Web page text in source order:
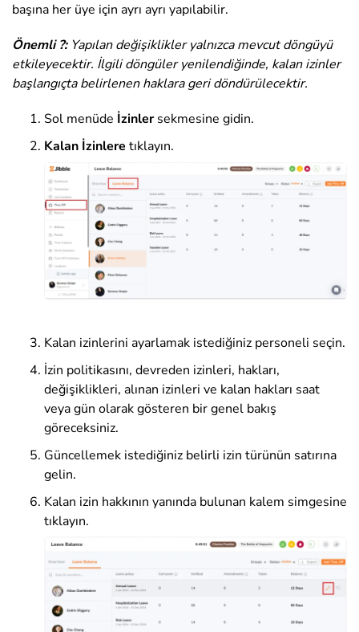
başına her üye için ayrı ayrı yapılabilir.
Önemli ?: Yapılan değişiklikler yalnızca mevcut döngüyü
etkileyecektir. İlgili döngüler yenilendiğinde, kalan izinler
başlangıçta belirlenen haklara geri döndürülecektir.
Sol menüde İzinlersekmesine gidin.
Kalan İzinlere tıklayın.
Kalan izinlerini ayarlamak istediğiniz personeli seçin.
İzin politikasını, devreden izinleri, hakları,
değişiklikleri, alınan izinleri ve kalan hakları saat
veya gün olarak gösteren bir genel bakış
göreceksiniz.
Güncellemek istediğiniz belirli izin türünün satırına
gelin.
Kalan izin hakkının yanında bulunan kalem simgesine
tıklayın.